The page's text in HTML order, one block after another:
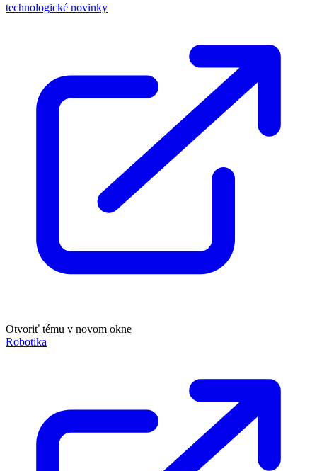
technologické novinky
Otvoriť tému v novom okne
Robotika